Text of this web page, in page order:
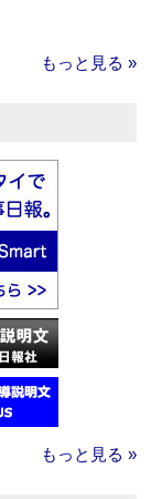
もっと見る »
もっと見る »